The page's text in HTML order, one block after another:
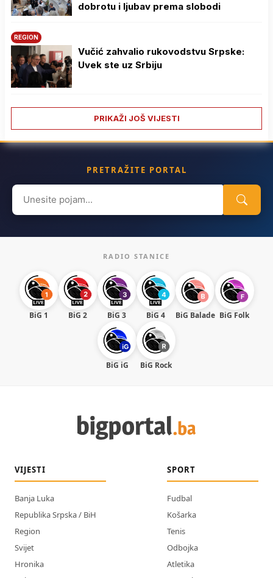
dobrotu i ljubav prema slobodi
REGION
Vučić zahvalio rukovodstvu Srpske:
Uvek ste uz Srbiju
PRIKAŽI JOŠ VIJESTI
PRETRAŽITE PORTAL
Search
for:
RADIO STANICE
BiG 1 BiG 2 BiG 3 BiG 4 BiG Balade BiG Folk
BiG iG BiG Rock
VIJESTI
Banja Luka
Republika Srpska / BiH
Region
Svijet
Hronika
SPORT
Fudbal
Košarka
Tenis
Odbojka
Atletika